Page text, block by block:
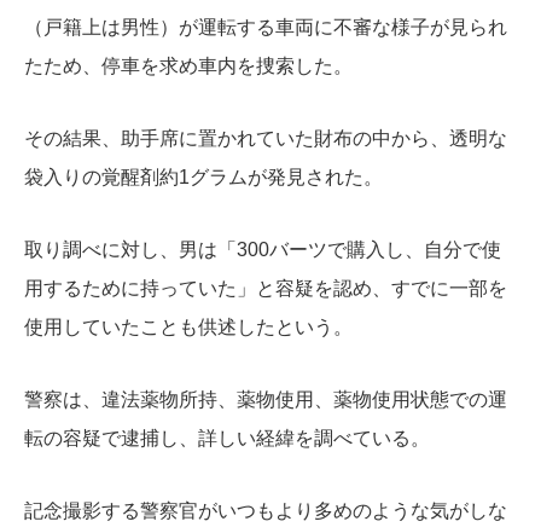
（戸籍上は男性）が運転する車両に不審な様子が見られ
たため、停車を求め車内を捜索した。
その結果、助手席に置かれていた財布の中から、透明な
袋入りの覚醒剤約1グラムが発見された。
取り調べに対し、男は「300バーツで購入し、自分で使
用するために持っていた」と容疑を認め、すでに一部を
使用していたことも供述したという。
警察は、違法薬物所持、薬物使用、薬物使用状態での運
転の容疑で逮捕し、詳しい経緯を調べている。
記念撮影する警察官がいつもより多めのような気がしな